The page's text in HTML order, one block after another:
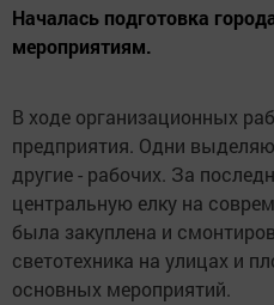
Началась подготовка
мероприятиям.
В ходе организационных
предприятия. Одни
другие - рабочих. За
центральную елку на
была закуплена и
светотехника на улицах и
основных мероприятий.